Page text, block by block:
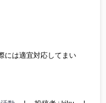
には適宜対応してまい